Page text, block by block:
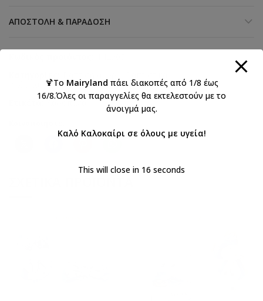
ΑΠΟΣΤΟΛΉ & ΠΑΡΆΔΟΣΗ
Λαδόπανα για αγοράκι
Λαδόπανα
🍹Το Mairyland πάει διακοπές από 1/8 έως
16/8.Όλες οι παραγγελίες θα εκτελεστούν με το
άνοιγμά μας.
Καλό Καλοκαίρι σε όλους με υγεία!
This will close in 16 seconds